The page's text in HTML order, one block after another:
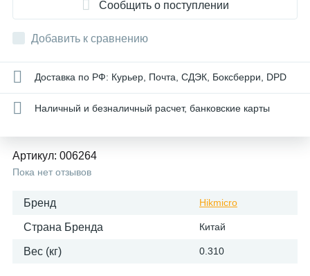
Сообщить о поступлении
Добавить к сравнению
Доставка по РФ: Курьер, Почта, СДЭК, Боксберри, DPD
Наличный и безналичный расчет, банковские карты
Артикул: 006264
Пока нет отзывов
Бренд Hikmicro
Страна Бренда Китай
Вес (кг) 0.310